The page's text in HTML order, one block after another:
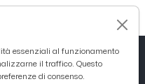
essenziali al funzionamento
il traffico. Questo
di consenso.